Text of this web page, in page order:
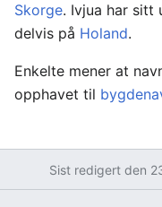
Skorge. Ivjua har sitt
delvis på Holand.
Enkelte mener at
opphavet til
Sist redigert den